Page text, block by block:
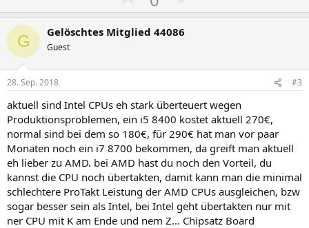
o
s
t
v
e
S
t
i
m
m
e
e
t
v
e
S
t
i
m
m
e
G Gelöschtes Mitglied 44086
Guest
28. Sep. 2018 #3
aktuell sind Intel CPUs eh stark überteuert wegen
Produktionsproblemen, ein i5 8400 kostet aktuell 270€,
normal sind bei dem so 180€, für 290€ hat man vor paar
Monaten noch ein i7 8700 bekommen, da greift man aktuell
eh lieber zu AMD. bei AMD hast du noch den Vorteil, du
kannst die CPU noch übertakten, damit kann man die minimal
schlechtere ProTakt Leistung der AMD CPUs ausgleichen, bzw
sogar besser sein als Intel, bei Intel geht übertakten nur mit
ner CPU mit K am Ende und nem Z... Chipsatz Board